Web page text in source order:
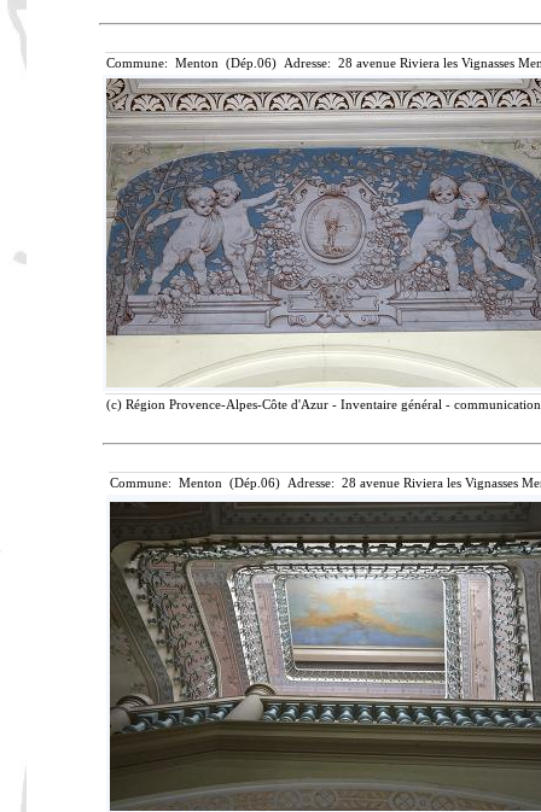
Commune: Menton (Dép.06) Adresse: 28 avenue Riviera les Vignasses
(c) Région Provence-Alpes-Côte d'Azur - Inventaire général -
Commune: Menton (Dép.06) Adresse: 28 avenue Riviera les Vignasses